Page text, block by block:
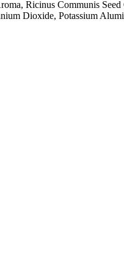
Ricinus Communis
Dioxide, Potassium